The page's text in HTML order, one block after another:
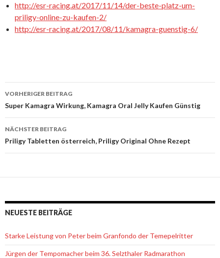
http://esr-racing.at/2017/11/14/der-beste-platz-um-
priligy-online-zu-kaufen-2/
http://esr-racing.at/2017/08/11/kamagra-guenstig-6/
Beitrags-
Navigation
VORHERIGER BEITRAG
Super Kamagra Wirkung, Kamagra Oral Jelly Kaufen Günstig
NÄCHSTER BEITRAG
Priligy Tabletten österreich, Priligy Original Ohne Rezept
NEUESTE BEITRÄGE
Starke Leistung von Peter beim Granfondo der Temepelritter
Jürgen der Tempomacher beim 36. Selzthaler Radmarathon